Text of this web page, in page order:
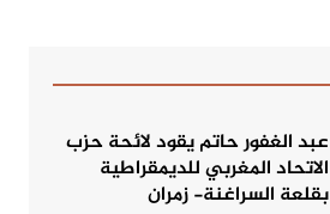
عبد الغفور حاتم يقود لائحة حزب
الاتحاد المغربي للديمقراطية
بقلعة السراغنة- زمران